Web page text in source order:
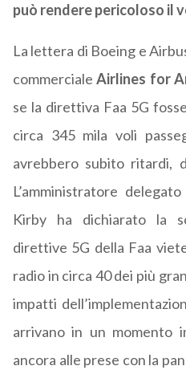
può rendere pericoloso il
La lettera di Boeing e
commercialeAirlines for
se la direttiva Faa 5G
circa 345 mila voli
avrebbero subito ritardi,
L’amministratore
Kirby ha dichiarato la
direttive 5G della Faa
radio in circa 40 dei più
impatti
arrivano in un
ancora alle prese con la